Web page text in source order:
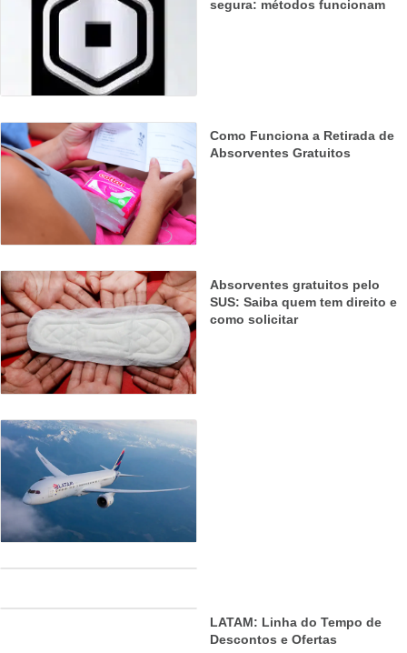
segura: métodos funcionam
Como Funciona a Retirada de
Absorventes Gratuitos
Absorventes gratuitos pelo
SUS: Saiba quem tem direito e
como solicitar
LATAM: Linha do Tempo de
Descontos e Ofertas